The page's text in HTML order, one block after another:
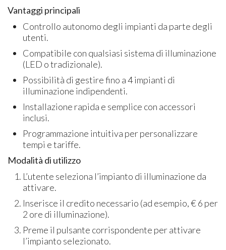
Vantaggi principali
Controllo autonomo degli impianti da parte degli
utenti.
Compatibile con qualsiasi sistema di illuminazione
(LED o tradizionale).
Possibilità di gestire fino a 4 impianti di
illuminazione indipendenti.
Installazione rapida e semplice con accessori
inclusi.
Programmazione intuitiva per personalizzare
tempi e tariffe.
Modalità di utilizzo
L’utente seleziona l’impianto di illuminazione da
attivare.
Inserisce il credito necessario (ad esempio, € 6 per
2 ore di illuminazione).
Preme il pulsante corrispondente per attivare
l’impianto selezionato.